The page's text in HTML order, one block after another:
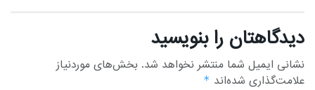
دیدگاهتان را بنویسید
نشانی ایمیل شما منتشر نخواهد شد. بخش‌های موردنیاز
علامت‌گذاری شده‌اند *